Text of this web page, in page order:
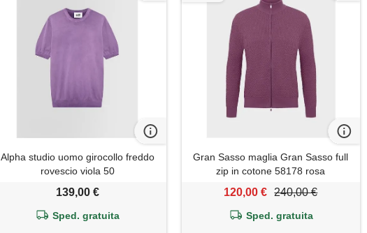
Alpha studio uomo girocollo freddo
rovescio viola 50
139,00 €
Sped. gratuita
Gran Sasso maglia Gran Sasso full
zip in cotone 58178 rosa
120,00 € 240,00 €
Sped. gratuita